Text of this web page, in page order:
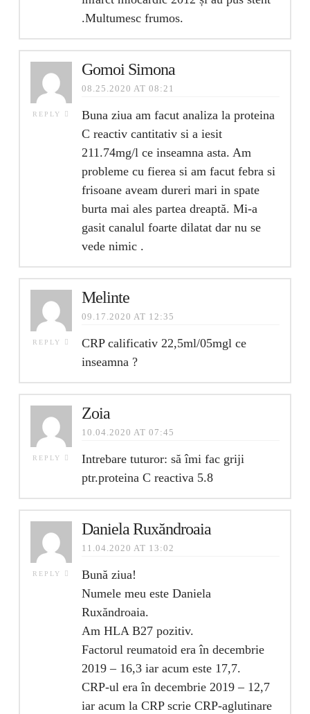
.Multumesc frumos.
REPLY
Gomoi Simona
08.25.2020 AT 08:21
Buna ziua am facut analiza la proteina
C reactiv cantitativ si a iesit
211.74mg/l ce inseamna asta. Am
probleme cu fierea si am facut febra si
frisoane aveam dureri mari in spate
burta mai ales partea dreaptă. Mi-a
gasit canalul foarte dilatat dar nu se
vede nimic .
REPLY
Melinte
09.17.2020 AT 12:35
CRP calificativ 22,5ml/05mgl ce
inseamna ?
REPLY
Zoia
10.04.2020 AT 07:45
Intrebare tuturor: să îmi fac griji
ptr.proteina C reactiva 5.8
REPLY
Daniela Ruxăndroaia
11.04.2020 AT 13:02
Bună ziua!
Numele meu este Daniela
Ruxăndroaia.
Am HLA B27 pozitiv.
Factorul reumatoid era în decembrie
2019 – 16,3 iar acum este 17,7.
CRP-ul era în decembrie 2019 – 12,7
iar acum la CRP scrie CRP-aglutinare